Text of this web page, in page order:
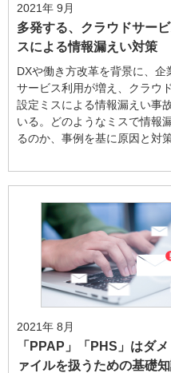
2021年 9月
多発する、クラウドサー
スによる情報漏えい対策
DXや働き方改革を背景に、企
サービス利用が増え、クラウ
設定ミスによる情報漏えい事
いる。どのようなミスで情報
るのか、事例を基に原因と対
2021年 8月
「PPAP」「PHS」はダ
ァイルを扱うための基礎